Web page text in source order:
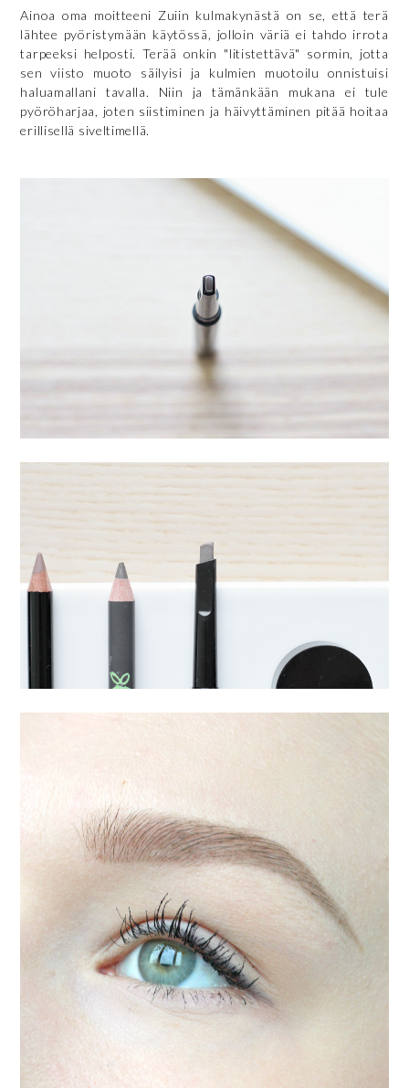
Ainoa oma moitteeni Zuiin kulmakynästä on se, että terä
lähtee pyöristymään käytössä, jolloin väriä ei tahdo irrota
tarpeeksi helposti. Terää onkin "litistettävä" sormin, jotta
sen viisto muoto säilyisi ja kulmien muotoilu onnistuisi
haluamallani tavalla. Niin ja tämänkään mukana ei tule
pyöröharjaa, joten siistiminen ja häivyttäminen pitää hoitaa
erillisellä siveltimellä.